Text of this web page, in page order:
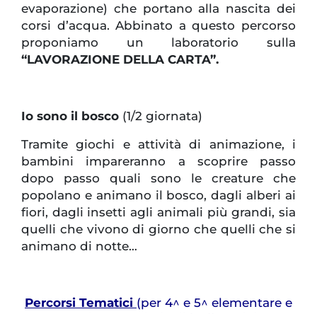
evaporazione) che portano alla nascita dei
corsi d’acqua. Abbinato a questo percorso
proponiamo un laboratorio sulla
“LAVORAZIONE DELLA CARTA”.
Io sono il bosco (1/2 giornata)
Tramite giochi e attività di animazione, i
bambini impareranno a scoprire passo
dopo passo quali sono le creature che
popolano e animano il bosco, dagli alberi ai
fiori, dagli insetti agli animali più grandi, sia
quelli che vivono di giorno che quelli che si
animano di notte…
Percorsi Tematici (per 4^ e 5^ elementare e